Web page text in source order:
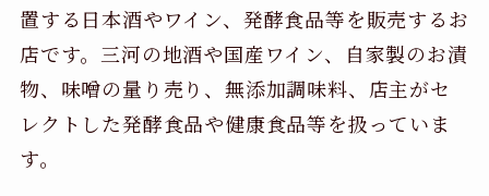
置する日本酒やワイン、発酵食品等を販売するお
店です。三河の地酒や国産ワイン、自家製のお漬
物、味噌の量り売り、無添加調味料、店主がセ
レクトした発酵食品や健康食品等を扱っていま
す。